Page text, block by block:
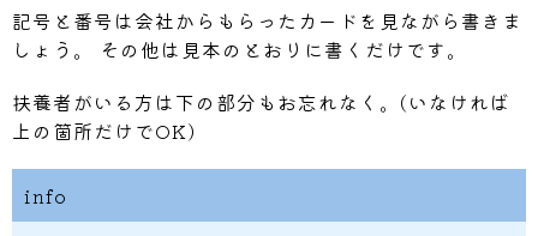
記号と番号は会社からもらったカードを見ながら書きま
しょう。 その他は見本のとおりに書くだけです。
扶養者がいる方は下の部分もお忘れなく。(いなければ
上の箇所だけでOK)
info